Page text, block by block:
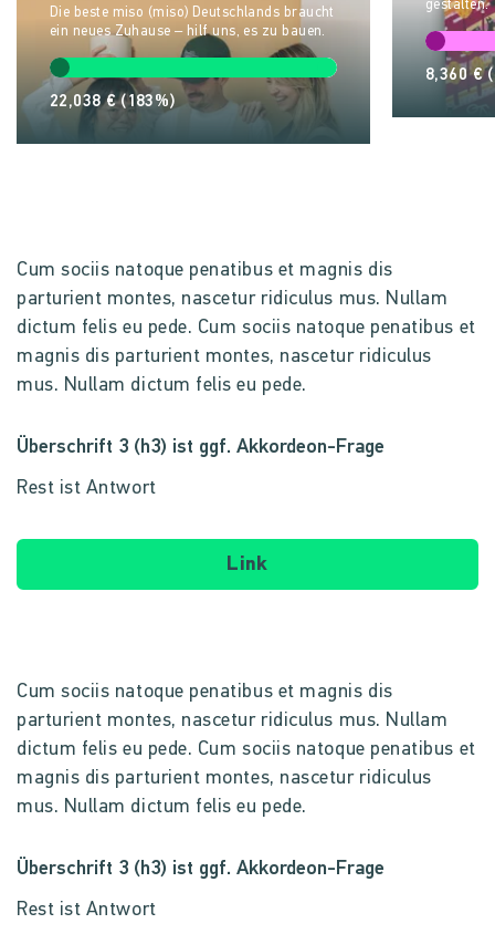
Die beste miso (miso) Deutschlands braucht
ein neues Zuhause – hilf uns, es zu bauen.
22,038 €(183%)
gestalten.
8,360 €
Cum sociis natoque penatibus et magnis dis
parturient montes, nascetur ridiculus mus. Nullam
dictum felis eu pede. Cum sociis natoque penatibus et
magnis dis parturient montes, nascetur ridiculus
mus. Nullam dictum felis eu pede.
Überschrift 3 (h3) ist ggf. Akkordeon-Frage
Rest ist Antwort
Link
Cum sociis natoque penatibus et magnis dis
parturient montes, nascetur ridiculus mus. Nullam
dictum felis eu pede. Cum sociis natoque penatibus et
magnis dis parturient montes, nascetur ridiculus
mus. Nullam dictum felis eu pede.
Überschrift 3 (h3) ist ggf. Akkordeon-Frage
Rest ist Antwort